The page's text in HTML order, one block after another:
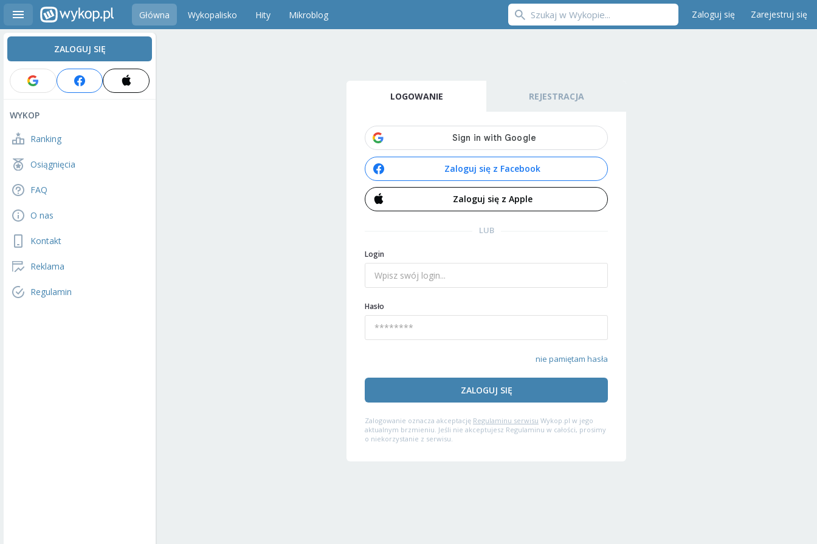
Główna Wykopalisko Hity Mikroblog Zaloguj się Zarejestruj się
ZALOGUJ SIĘ
WYKOP
Ranking
Osiągnięcia
FAQ
O nas
Kontakt
Reklama
Regulamin
LOGOWANIE REJESTRACJA
Zaloguj się z Facebook
Zaloguj się z Apple
LUB
Login
Hasło
nie pamiętam hasła
ZALOGUJ SIĘ
Zalogowanie oznacza akceptację Regulaminu serwisu Wykop.pl w jego
aktualnym brzmieniu. Jeśli nie akceptujesz Regulaminu w całości, prosimy
o niekorzystanie z serwisu.